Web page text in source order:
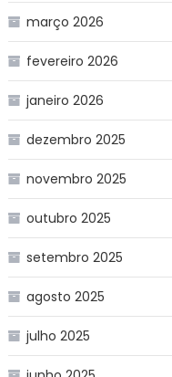
março 2026
fevereiro 2026
janeiro 2026
dezembro 2025
novembro 2025
outubro 2025
setembro 2025
agosto 2025
julho 2025